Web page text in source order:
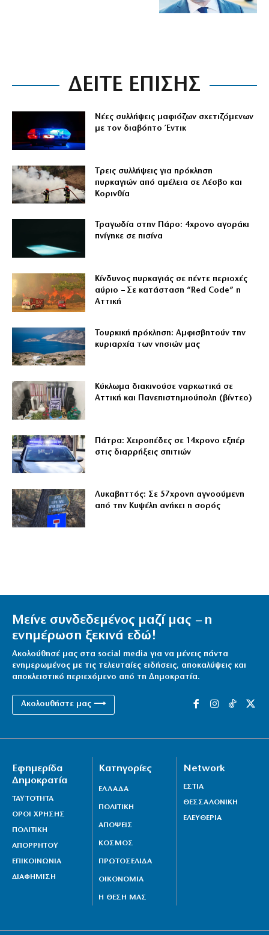
ΔΕΙΤΕ ΕΠΙΣΗΣ
Νέες συλλήψεις μαφιόζων σχετιζόμενων
με τον διαβόητο Έντικ
Tρεις συλλήψεις για πρόκληση
πυρκαγιών από αμέλεια σε Λέσβο και
Κορινθία
Τραγωδία στην Πάρο: 4χρονο αγοράκι
πνίγηκε σε πισίνα
Κίνδυνος πυρκαγιάς σε πέντε περιοχές
αύριο – Σε κατάσταση “Red Code” η
Αττική
Τουρκική πρόκληση: Αμφισβητούν την
κυριαρχία των νησιών μας
Κύκλωμα διακινούσε ναρκωτικά σε
Αττική και Πανεπιστημιούπολη (βίντεο)
Πάτρα: Χειροπέδες σε 14χρονο εξπέρ
στις διαρρήξεις σπιτιών
Λυκαβηττός: Σε 57χρονη αγνοούμενη
από την Κυψέλη ανήκει η σορός
Μείνε συνδεδεμένος μαζί μας – η
ενημέρωση ξεκινά εδώ!
Ακολούθησέ μας στα social media για να μένεις πάντα
ενημερωμένος με τις τελευταίες ειδήσεις, αποκαλύψεις και
αποκλειστικό περιεχόμενο από τη Δημοκρατία.
Ακολουθήστε μας ⟶
Εφημερίδα
Δημοκρατία
ΤΑΥΤΟΤΗΤΑ
ΟΡΟΙ ΧΡΗΣΗΣ
ΠΟΛΙΤΙΚΗ
ΑΠΟΡΡΗΤΟΥ
ΕΠΙΚΟΙΝΩΝΙΑ
ΔΙΑΦΗΜΙΣΗ
Κατηγορίες
ΕΛΛΑΔΑ
ΠΟΛΙΤΙΚΗ
ΑΠΟΨΕΙΣ
ΚΟΣΜΟΣ
ΠΡΩΤΟΣΕΛΙΔΑ
ΟΙΚΟΝΟΜΙΑ
Η ΘΕΣΗ ΜΑΣ
Network
ΕΣΤΙΑ
ΘΕΣΣΑΛΟΝΙΚΗ
ΕΛΕΥΘΕΡΙΑ